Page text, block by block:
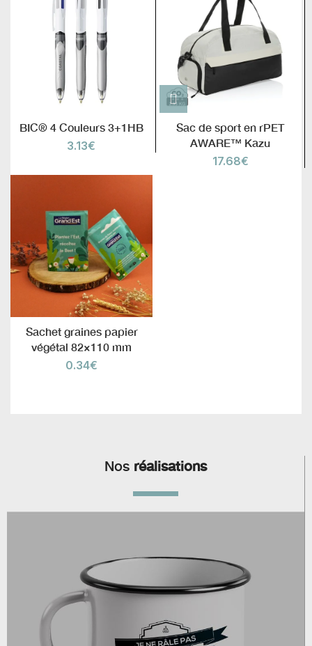
BIC® 4 Couleurs 3+1HB
3.13€
Sac de sport en rPET
AWARE™ Kazu
17.68€
Sachet graines papier
végétal 82×110 mm
0.34€
Nos réalisations